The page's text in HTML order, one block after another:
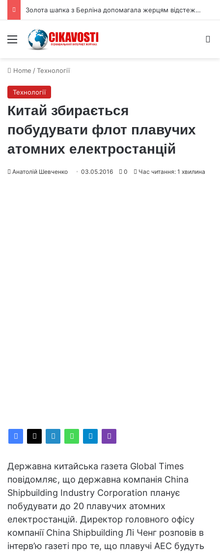
MAVEN показав, як на Марсі виникають мініатюрні полярні сяйва
Menu
Home /Технології
Технології
Китай збирається
побудувати флот плавучих
атомних електростанцій
Анатолій Шевченко 03.05.2016 0 Час читання: 1 хвилина
Державна китайська газета Global Times
повідомляє, що державна компанія China
Shipbuilding Industry Corporation планує
побудувати до 20 плавучих атомних
електростанцій. Директор головного офісу
компанії China Shipbuilding Лі Ченг розповів в
інтерв’ю газеті про те, що плавучі АЕС будуть